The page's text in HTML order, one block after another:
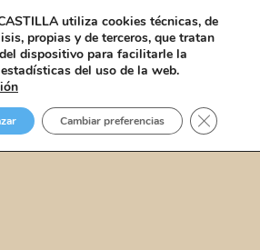
utiliza cookies técnicas, de
propias y de terceros, que tratan
dispositivo para facilitarle la
del uso de la web.
Cambiar preferencias Cerrar el